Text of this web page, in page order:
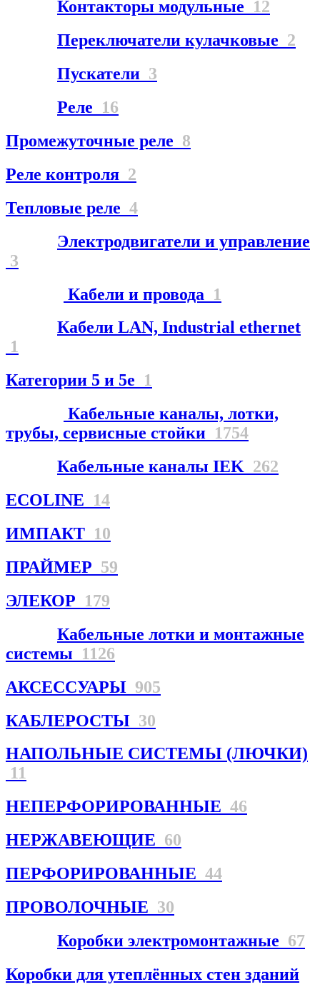
Контакторы модульные 12
Переключатели кулачковые 2
Пускатели 3
Реле 16
Промежуточные реле 8
Реле контроля 2
Тепловые реле 4
Электродвигатели и управление
3
Кабели и провода 1
Кабели LAN, Industrial ethernet
1
Категории 5 и 5е 1
Кабельные каналы, лотки,
трубы, сервисные стойки 1754
Кабельные каналы IEK 262
ECOLINE 14
ИМПАКТ 10
ПРАЙМЕР 59
ЭЛЕКОР 179
Кабельные лотки и монтажные
системы 1126
АКСЕССУАРЫ 905
КАБЛЕРОСТЫ 30
НАПОЛЬНЫЕ СИСТЕМЫ (ЛЮЧКИ)
11
НЕПЕРФОРИРОВАННЫЕ 46
НЕРЖАВЕЮЩИЕ 60
ПЕРФОРИРОВАННЫЕ 44
ПРОВОЛОЧНЫЕ 30
Коробки электромонтажные 67
Коробки для утеплённых стен зданий